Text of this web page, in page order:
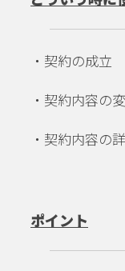
・契約の成立
・契約内容の
・契約内容の
ポイント